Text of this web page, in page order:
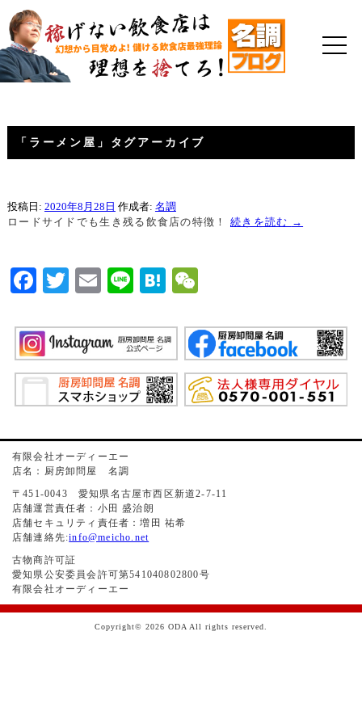
「 ラーメン屋 」タグアーカイブ
投稿日: 2020年8月28日 作成者: 名調
ロードサイドでも生き残る飲食店の特徴！ 続きを読む →
Facebook
TwitterEmailLineHatena
有限会社オーディーエー
店名：厨房卸問屋 名調
〒451-0043 愛知県名古屋市西区新道2-7-11
店舗運営責任者：小田 盛治朗
店舗セキュリティ責任者：増田 祐希
店舗連絡先:info@meicho.net
古物商許可証
愛知県公安委員会許可第541040802800号
有限会社オーディーエー
Copyright© 2026 ODA All rights reserved.